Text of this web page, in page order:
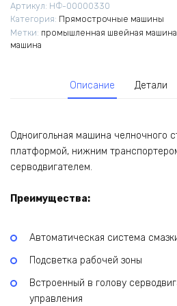
F5-
7
/
Артикул: НФ-00000330
Категория: Прямострочные машины
Метки: промышленная швейная машина
машина
Описание Детали
Одноигольная машина челночного
платформой, нижним
серводвигателем.
Преимущества:
Автоматическая система
Подсветка рабочей зоны
Встроенный в голову
управления